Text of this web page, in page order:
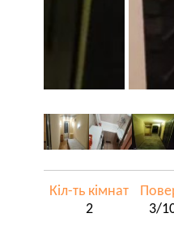
Кіл-ть кімнат
2
3/